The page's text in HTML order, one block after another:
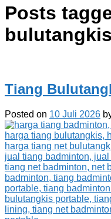
Posts
bulutangkis
Tiang
Posted on 10 Juli 2026